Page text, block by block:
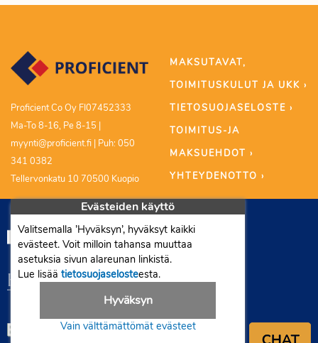
Proficient Co Oy FI07452333
Ma-To 8-16, Pe 8-15 |
myynti@proficient.fi | Puh: 050
341 0382
Tellervonkatu 10 70500 Kuopio
MAKSUTAVAT,
TOIMITUSKULUT JA UKK ›
TIETOSUOJASELOSTE ›
TOIMITUS-JA
MAKSUEHDOT ›
YHTEYDENOTTO ›
Evästeiden käyttö
Valitsemalla ’Hyväksyn’, hyväksyt kaikki
evästeet. Voit milloin tahansa muuttaa
asetuksia sivun alareunan linkistä.
Lue lisää tietosuojaselosteesta.
Hyväksyn
Vain välttämättömät evästeet